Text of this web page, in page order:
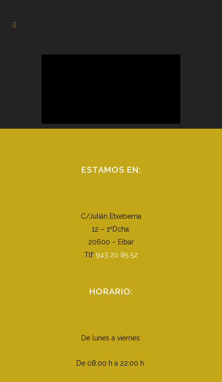
ESTAMOS EN:
C/Julián Etxeberria
12 – 1ºDcha.
20600 – Eibar
Tlf: 943 20 85 52
HORARIO:
De lunes a viernes:
De 08:00 h a 22:00 h.